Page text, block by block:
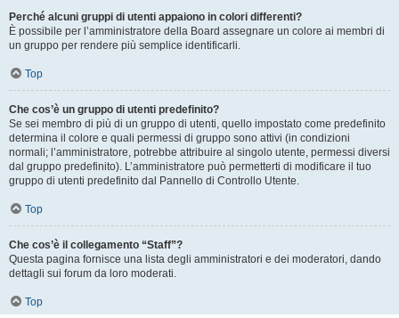
Perché alcuni gruppi di utenti appaiono in colori differenti?
È possibile per l’amministratore della Board assegnare un colore ai membri di
un gruppo per rendere più semplice identificarli.
Top
Che cos’è un gruppo di utenti predefinito?
Se sei membro di più di un gruppo di utenti, quello impostato come predefinito
determina il colore e quali permessi di gruppo sono attivi (in condizioni
normali; l’amministratore, potrebbe attribuire al singolo utente, permessi diversi
dal gruppo predefinito). L’amministratore può permetterti di modificare il tuo
gruppo di utenti predefinito dal Pannello di Controllo Utente.
Top
Che cos’è il collegamento “Staff”?
Questa pagina fornisce una lista degli amministratori e dei moderatori, dando
dettagli sui forum da loro moderati.
Top